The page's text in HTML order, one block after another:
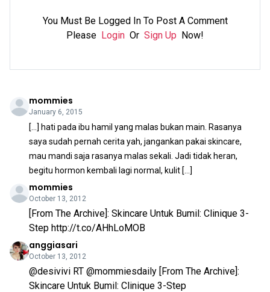
You Must Be Logged In To Post A Comment
Please Login Or Sign Up Now!
mommies
January 6, 2015
[…] hati pada ibu hamil yang malas bukan main. Rasanya
saya sudah pernah cerita yah, jangankan pakai skincare,
mau mandi saja rasanya malas sekali. Jadi tidak heran,
begitu hormon kembali lagi normal, kulit […]
mommies
October 13, 2012
[From The Archive]: Skincare Untuk Bumil: Clinique 3-
Step http://t.co/AHhLoMOB
anggiasari
October 13, 2012
@desivivi RT @mommiesdaily [From The Archive]:
Skincare Untuk Bumil: Clinique 3-Step